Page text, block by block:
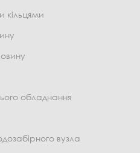
кільцями
обладнання
вузла